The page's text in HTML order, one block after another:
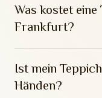
Was kostet
Frankfurt?
Ist mein
Händen?